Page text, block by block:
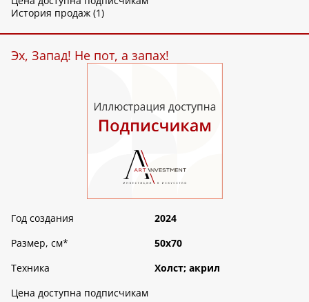
История продаж (1)
Эх, Запад! Не пот, а запах!
Год создания
2024
Размер, см*
50х70
Техника
Холст; акрил
Цена доступна подписчикам